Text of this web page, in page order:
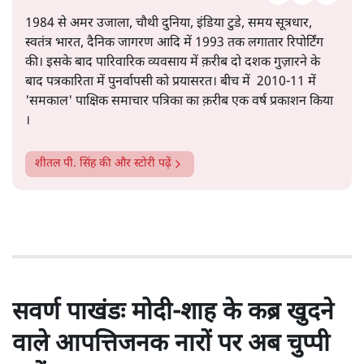
सत्य हिन्दी ऐपडाउनलोडकरें
की। इसके बाद पारिवारिक व्यवसाय में क़रीब दो दशक गुज़ारने के
'समकाल' पाक्षिक समाचार पत्रिका का क़रीब एक वर्ष प्रकाशन किया
।
शीतल पी. सिंहकी और स्टोरी पढ़ें